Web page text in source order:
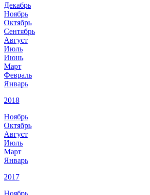
Декабрь
Ноябрь
Октябрь
Сентябрь
Август
Июль
Июнь
Март
Февраль
Январь
2018
Ноябрь
Октябрь
Август
Июль
Март
Январь
2017